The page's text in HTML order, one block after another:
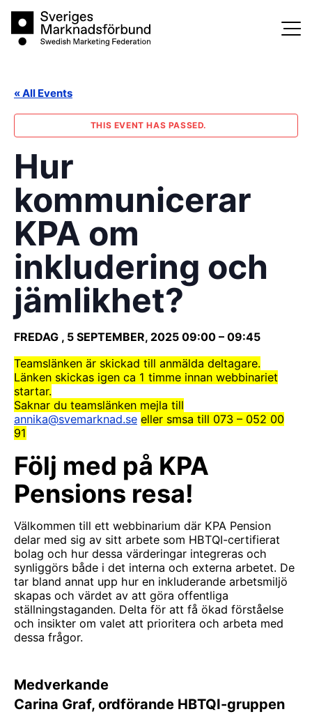
content
Sveriges Marknadsförbund
« All Events
THIS EVENT HAS PASSED.
Hur
kommunicerar
KPA om
inkludering och
jämlikhet?
FREDAG , 5 SEPTEMBER, 2025 09:00 – 09:45
Teamslänken är skickad till anmälda deltagare.
Länken skickas igen ca 1 timme innan webbinariet
startar.
Saknar du teamslänken mejla till
annika@svemarknad.se eller smsa till 073 – 052 00
91
Följ med på KPA
Pensions resa!
Välkommen till ett webbinarium där KPA Pension
delar med sig av sitt arbete som HBTQI-certifierat
bolag och hur dessa värderingar integreras och
synliggörs både i det interna och externa arbetet. De
tar bland annat upp hur en inkluderande arbetsmiljö
skapas och värdet av att göra offentliga
ställningstaganden. Delta för att få ökad förståelse
och insikter om valet att prioritera och arbeta med
dessa frågor.
Medverkande
Carina Graf, ordförande HBTQI-gruppen